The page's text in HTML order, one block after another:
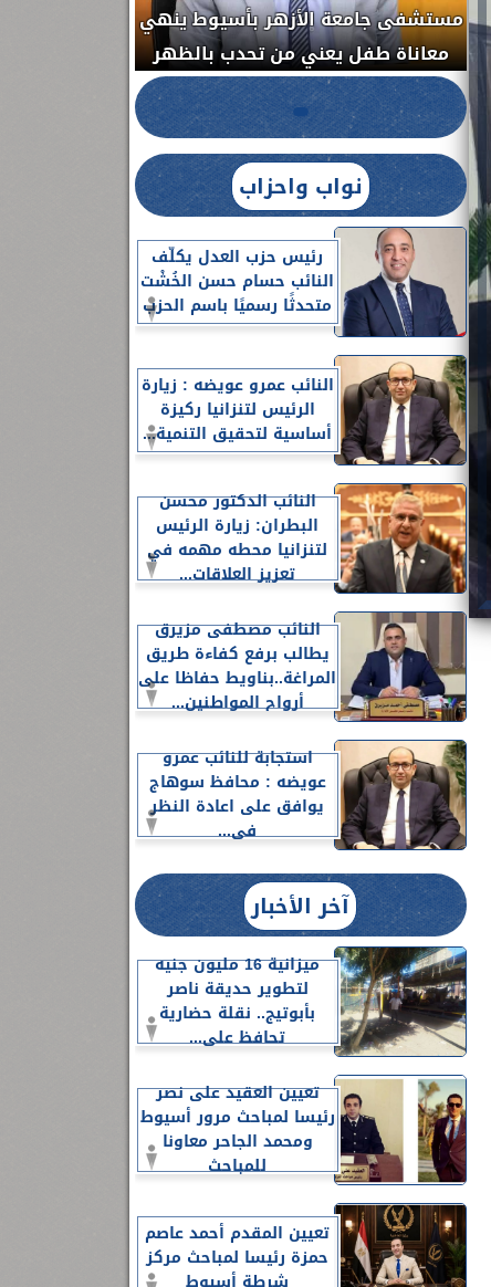
مستشفى جامعة الأزهر بأسيوط ينهي
معاناة طفل يعني من تحدب بالظهر
نواب واحزاب
رئيس حزب العدل يكلّف
النائب حسام حسن الخُشْت
متحدثًا رسميًا باسم الحزب
النائب عمرو عويضه : زيارة
الرئيس لتنزانيا ركيزة
أساسية لتحقيق التنمية...
النائب الدكتور محسن
البطران: زيارة الرئيس
لتنزانيا محطه مهمه في
تعزيز العلاقات...
النائب مصطفى مزيرق
يطالب برفع كفاءة طريق
المراغة..بناويط حفاظا على
أرواح المواطنين...
استجابة للنائب عمرو
عويضه : محافظ سوهاج
يوافق على اعادة النظر
فى...
آخر الأخبار
ميزانية 16 مليون جنيه
لتطوير حديقة ناصر
بأبوتيج.. نقلة حضارية
تحافظ على...
تعيين العقيد على نصر
رئيسا لمباحث مرور أسيوط
ومحمد الجاحر معاونا
للمباحث
تعيين المقدم أحمد عاصم
حمزة رئيسا لمباحث مركز